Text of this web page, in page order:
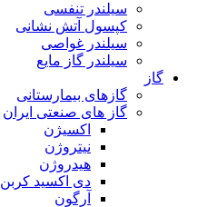
سیلندر تنفسی
کپسول آتش نشانی
سیلندر غواصی
سیلندر گاز مایع
گاز
گازهای بیمارستانی
گاز های صنعتی ایران
اکسیژن
نیتروژن
هیدروژن
دی اکسید کربن
آرگون